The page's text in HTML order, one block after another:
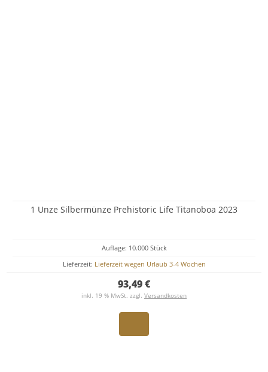
1 Unze Silbermünze Prehistoric Life Titanoboa 2023
Auflage: 10.000 Stück
Lieferzeit: Lieferzeit wegen Urlaub 3-4 Wochen
93,49 €
inkl. 19 % MwSt. zzgl. Versandkosten